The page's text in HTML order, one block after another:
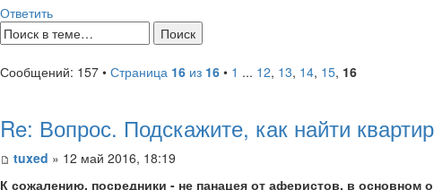
Ответить
Сообщений: 157 • Страница 16 из 16 • 1 ... 12, 13, 14, 15, 16
Re: Вопрос. Подскажите, как найти
tuxed » 12 май 2016, 18:19
К сожалению, посредники - не панацея от аферистов, в основном